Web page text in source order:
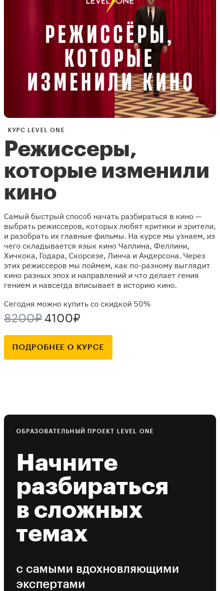
КУРС LEVEL ONE
Режиссеры,
которые изменили
кино
Самый быстрый способ начать разбираться в кино —
выбрать режиссеров, которых любят критики и зрители,
и разобрать их главные фильмы. На курсе мы узнаем, из
чего складывается язык кино Чаплина, Феллини,
Хичкока, Годара, Скорсезе, Линча и Андерсона. Через
этих режиссеров мы поймем, как по-разному выглядит
кино разных эпох и направлений и что делает гения
гением и навсегда вписывает в историю кино.
Сегодня можно купить со скидкой 50%
8200₽ 4100₽
ПОДРОБНЕЕ О КУРСЕ
ОБРАЗОВАТЕЛЬНЫЙ ПРОЕКТ LEVEL ONE
Начните
разбираться
в сложных
темах
с самыми вдохновляющими
экспертами